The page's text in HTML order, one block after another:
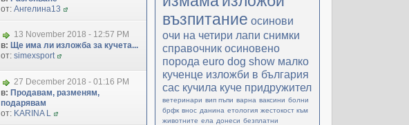
възпитание осинови
очи на четири лапи снимки
справочник осиновено
порода еuro dog show малко
кученце изложби в българия
cac кучила куче придружител
ветеринари вип пъпи варна ваксини болни
брфк внос данина етология жестокост към
животните ела донеси безплатни
от: Ангелина13
13 November 2018 - 12:57 PM
в: Ще има ли изложба за кучета...
от: simexsport
27 December 2018 - 01:16 PM
в: Продавам, разменям,
подарявам
от: KARINA L